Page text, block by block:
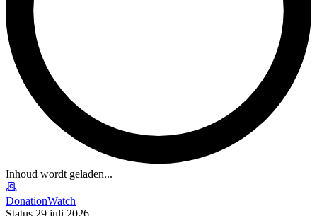
Inhoud wordt geladen...
DonationWatch
Status 29 juli 2026